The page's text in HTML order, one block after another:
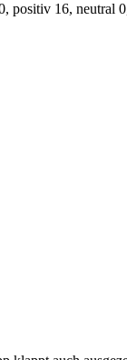
positiv 16, neutral